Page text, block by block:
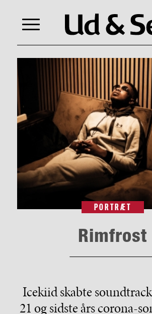
PORTRÆT
Rimfrost
Icekiid skabte
21 og sidste års corona-